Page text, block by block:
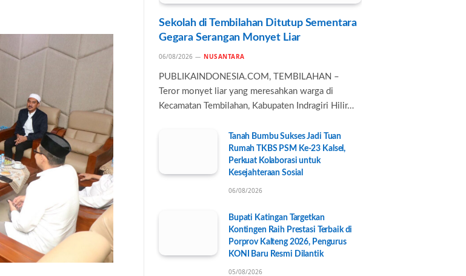
Sekolah di Tembilahan Ditutup Sementara
Gegara Serangan Monyet Liar
06/08/2026 NUSANTARA
PUBLIKAINDONESIA.COM, TEMBILAHAN –
Teror monyet liar yang meresahkan warga di
Kecamatan Tembilahan, Kabupaten Indragiri Hilir…
Tanah Bumbu Sukses Jadi Tuan
Rumah TKBS PSM Ke-23 Kalsel,
Perkuat Kolaborasi untuk
Kesejahteraan Sosial
06/08/2026
Bupati Katingan Targetkan
Kontingen Raih Prestasi Terbaik di
Porprov Kalteng 2026, Pengurus
KONI Baru Resmi Dilantik
05/08/2026